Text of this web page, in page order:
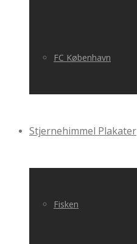
FC København
Stjernehimmel Plakater
Fisken